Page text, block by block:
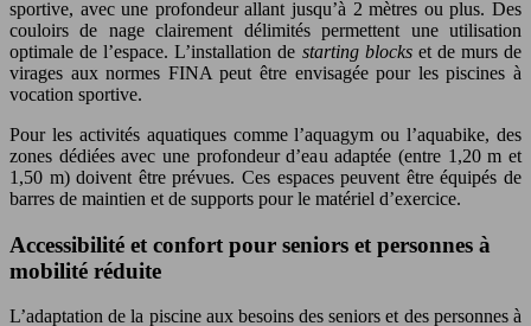
sportive, avec une profondeur allant jusqu’à 2 mètres ou plus. Des
couloirs de nage clairement délimités permettent une utilisation
optimale de l’espace. L’installation de starting blocks et de murs de
virages aux normes FINA peut être envisagée pour les piscines à
vocation sportive.
Pour les activités aquatiques comme l’aquagym ou l’aquabike, des
zones dédiées avec une profondeur d’eau adaptée (entre 1,20 m et
1,50 m) doivent être prévues. Ces espaces peuvent être équipés de
barres de maintien et de supports pour le matériel d’exercice.
Accessibilité et confort pour seniors et personnes à
mobilité réduite
L’adaptation de la piscine aux besoins des seniors et des personnes à